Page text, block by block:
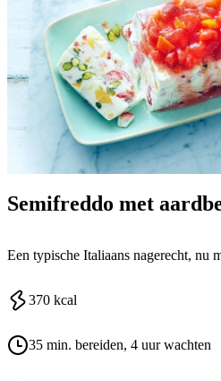
Semifreddo met
Een typische Italiaans nagerecht, nu
370 kcal
35 min. bereiden, 4 uur wachten